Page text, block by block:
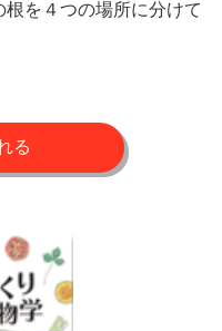
を４つの場所に分けて